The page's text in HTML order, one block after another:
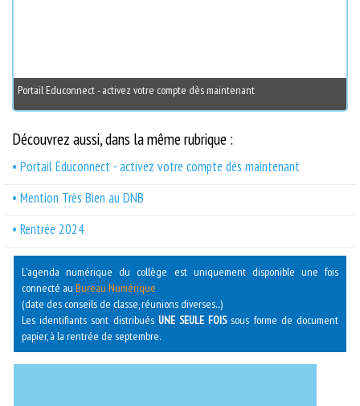
Portail Educonnect - activez votre compte dès maintenant
Découvrez aussi, dans la même rubrique :
• Portail Educonnect - activez votre compte dès maintenant
• Mention Très Bien au DNB
• Rentrée 2024
L'agenda numérique du collège est uniquement disponible une fois
connecté au Bureau Numérique
(date des conseils de classe, réunions diverses...)
Les identifiants sont distribués UNE SEULE FOISsous forme de document
papier, à la rentrée de septembre.